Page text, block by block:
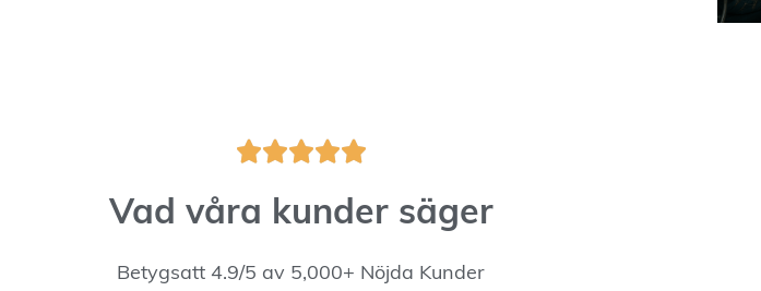

Vad våra kunder säger
Betygsatt 4.9/5 av 5,000+ Nöjda Kunder